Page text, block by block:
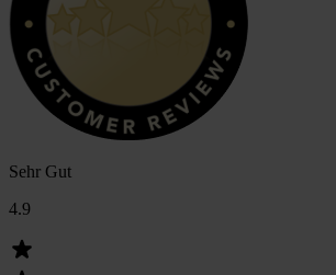
Sehr Gut
4.9